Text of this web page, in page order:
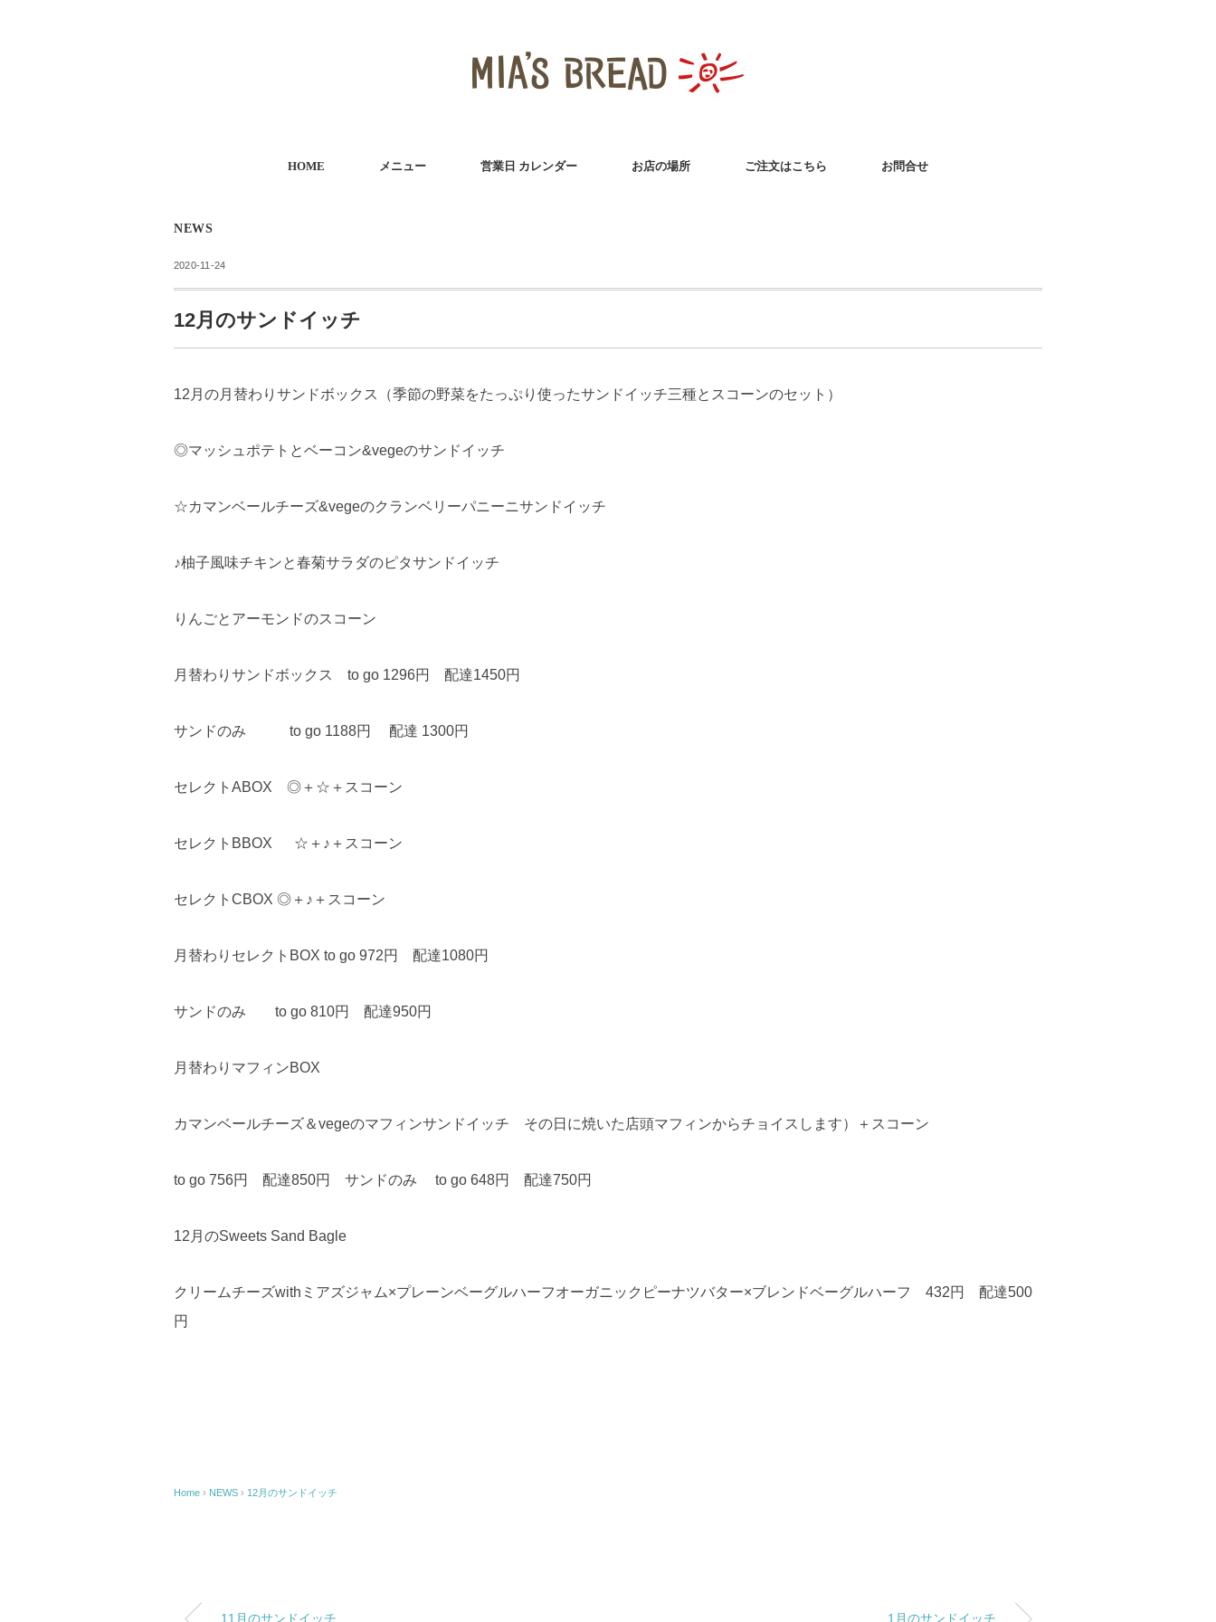
HOME メニュー 営業日 カレンダー お店の場所 ご注文はこちら お問合せ
NEWS
2020-11-24
12月のサンドイッチ
12月の月替わりサンドボックス（季節の野菜をたっぷり使ったサンドイッチ三種とスコーンのセット）
◎マッシュポテトとベーコン&vegeのサンドイッチ
☆カマンベールチーズ&vegeのクランベリーパニーニサンドイッチ
♪柚子風味チキンと春菊サラダのピタサンドイッチ
りんごとアーモンドのスコーン
月替わりサンドボックス to go 1296円 配達1450円
サンドのみ to go 1188円 配達 1300円
セレクトABOX ◎＋☆＋スコーン
セレクトBBOX ☆＋♪＋スコーン
セレクトCBOX ◎＋♪＋スコーン
月替わりセレクトBOX to go 972円 配達1080円
サンドのみ to go 810円 配達950円
月替わりマフィンBOX
カマンベールチーズ＆vegeのマフィンサンドイッチ その日に焼いた店頭マフィンからチョイスします）＋スコーン
to go 756円 配達850円 サンドのみ to go 648円 配達750円
12月のSweets Sand Bagle
クリームチーズwithミアズジャム×プレーンベーグルハーフオーガニックピーナツバター×ブレンドベーグルハーフ 432円 配達500
円
Home › NEWS › 12月のサンドイッチ
11月のサンドイッチ 1月のサンドイッチ